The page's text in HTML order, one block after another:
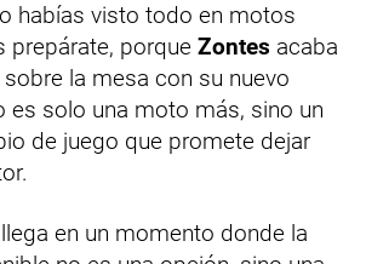
habías visto todo en motos
prepárate, porque Zontes acaba
la mesa con su nuevo
es solo una moto más, sino un
de juego que promete dejar
en un momento donde la